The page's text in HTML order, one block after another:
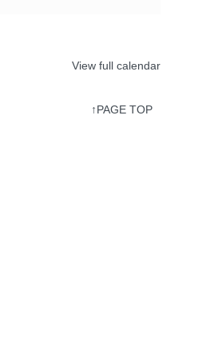
View full calendar
↑PAGE TOP